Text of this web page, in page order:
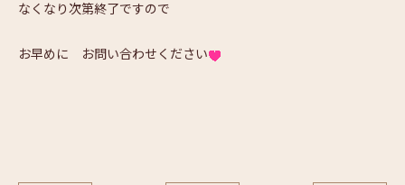
なくなり次第終了ですので
お早めに お問い合わせください